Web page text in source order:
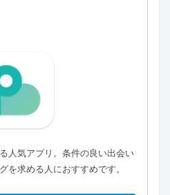
人気アプリ。条件の良い出会い
を求める人におすすめです。